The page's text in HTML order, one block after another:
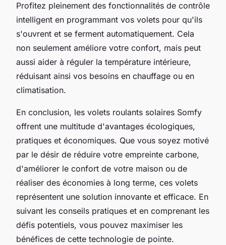
Profitez pleinement des fonctionnalités de contrôle
intelligent en programmant vos volets pour qu'ils
s'ouvrent et se ferment automatiquement. Cela
non seulement améliore votre confort, mais peut
aussi aider à réguler la température intérieure,
réduisant ainsi vos besoins en chauffage ou en
climatisation.
En conclusion, les volets roulants solaires Somfy
offrent une multitude d'avantages écologiques,
pratiques et économiques. Que vous soyez motivé
par le désir de réduire votre empreinte carbone,
d'améliorer le confort de votre maison ou de
réaliser des économies à long terme, ces volets
représentent une solution innovante et efficace. En
suivant les conseils pratiques et en comprenant les
défis potentiels, vous pouvez maximiser les
bénéfices de cette technologie de pointe.